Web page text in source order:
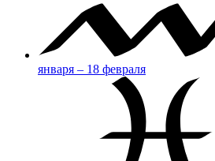
января – 18 февраля